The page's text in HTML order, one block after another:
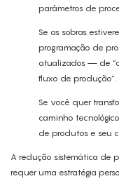
parâmetros de
Se as sobras
programação de
atualizados — de
fluxo de produção”.
Se você quer
caminho
de produtos e seu
A redução sistemática de
requer uma estratégia